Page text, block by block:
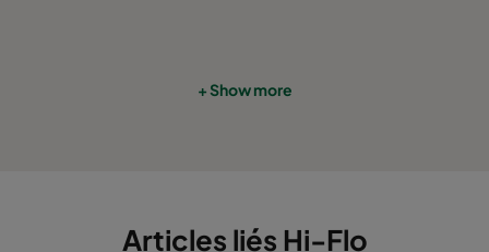
0185 592x287x640-10 ePM1 85%
+ Show more
Articles liés Hi-Flo